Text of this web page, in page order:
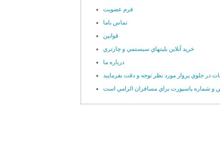
فرم عضويت
تماس باما
قوانين
خريد آنلاين بليتهاي سيستمي و چارتري
درباره ما
در جلوي پرواز مورد نظر توجه و دقت بفرماييد
و شماره پاسپورت براي مسافران الزامي است